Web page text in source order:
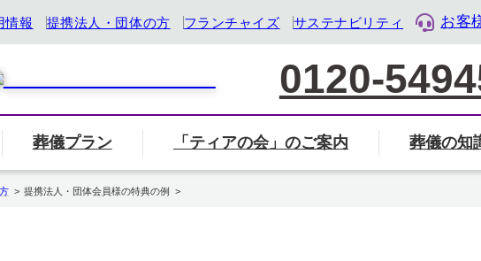
情報 提携法人・団体の方 フランチャイズ サステナビリティ お客
0120-
葬儀場一覧から探す
葬儀プラン 「ティアの会」のご案内
「ティアの会」のご案内ページへ
葬儀の知
族の方 家族葬について
ス『トータル・ライフ・デザイン企業』として「終活」をサポート
提携法人・団体会員様の特典の例